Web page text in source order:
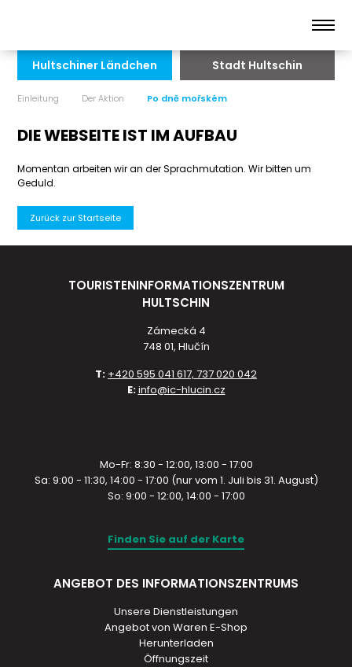
Hultschiner Ländchen Stadt Hultschin
Einleitung Der Aktion Po dně mořském
DIE WEBSEITE IST IM AUFBAU
Momentan arbeiten wir an der Sprachmutation. Wir bitten um
Geduld.
Zurück zur Startseite
TOURISTENINFORMATIONSZENTRUM
HULTSCHIN
Zámecká 4
748 01, Hlučín
T: +420 595 041 617, 737 020 042
E:info@ic-hlucin.cz
Mo-Fr: 8:30 - 12:00, 13:00 - 17:00
Sa: 9:00 - 11:30, 14:00 - 17:00 (nur vom 1. Juli bis 31. August)
So: 9:00 - 12:00, 14:00 - 17:00
Finden Sie auf der Karte
ANGEBOT DES INFORMATIONSZENTRUMS
Unsere Dienstleistungen
Angebot von Waren E-Shop
Herunterladen
Öffnungszeit